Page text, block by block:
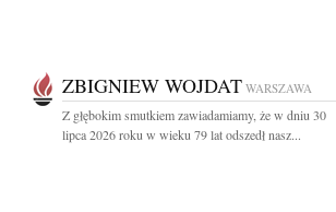
ZBIGNIEW WOJDAT WARSZAWA
Z głębokim smutkiem zawiadamiamy, że w dniu 30
lipca 2026 roku w wieku 79 lat odszedł nasz...